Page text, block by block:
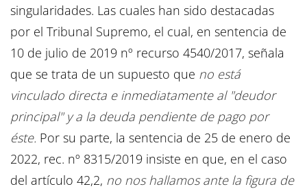
singularidades. Las cuales han sido destacadas
por el Tribunal Supremo, el cual, en sentencia de
10 de julio de 2019 nº recurso 4540/2017, señala
que se trata de un supuesto que no está
vinculado directa e inmediatamente al "deudor
principal" y a la deuda pendiente de pago por
éste. Por su parte, la sentencia de 25 de enero de
2022, rec. nº 8315/2019 insiste en que, en el caso
del artículo 42,2, no nos hallamos ante la figura de